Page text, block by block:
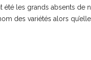
été les grands absents de
des variétés alors